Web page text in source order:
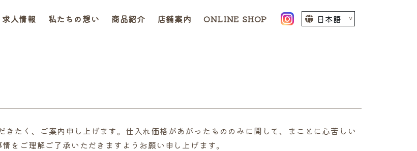
人情報 私たちの想い 商品紹介 店舗案内 ONLINE SHOP
たく、ご案内申し上げます。仕入れ価格があがったもののみに関して、まことに心苦しい
をご理解ご了承いただきますようお願い申し上げます。